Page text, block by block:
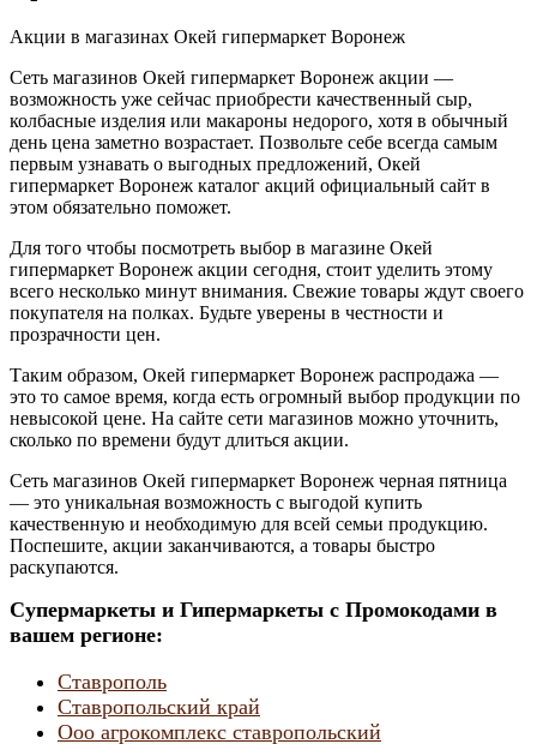
Акции в магазинах Окей гипермаркет Воронеж
Сеть магазинов Окей гипермаркет Воронеж акции —
возможность уже сейчас приобрести качественный сыр,
колбасные изделия или макароны недорого, хотя в обычный
день цена заметно возрастает. Позвольте себе всегда самым
первым узнавать о выгодных предложений, Окей
гипермаркет Воронеж каталог акций официальный сайт в
этом обязательно поможет.
Для того чтобы посмотреть выбор в магазине Окей
гипермаркет Воронеж акции сегодня, стоит уделить этому
всего несколько минут внимания. Свежие товары ждут своего
покупателя на полках. Будьте уверены в честности и
прозрачности цен.
Таким образом, Окей гипермаркет Воронеж распродажа —
это то самое время, когда есть огромный выбор продукции по
невысокой цене. На сайте сети магазинов можно уточнить,
сколько по времени будут длиться акции.
Сеть магазинов Окей гипермаркет Воронеж черная пятница
— это уникальная возможность с выгодой купить
качественную и необходимую для всей семьи продукцию.
Поспешите, акции заканчиваются, а товары быстро
раскупаются.
Супермаркеты и Гипермаркеты с Промокодами в
вашем регионе:
Ставрополь
Ставропольский край
Ооо агрокомплекс ставропольский